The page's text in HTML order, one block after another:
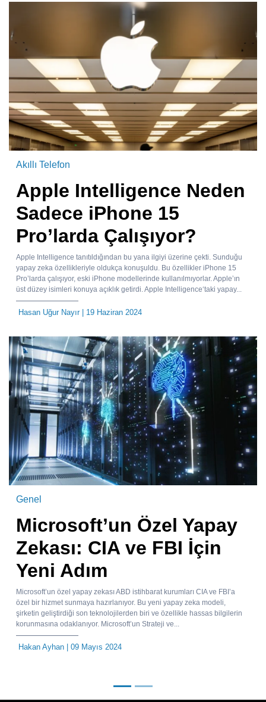
Akıllı Telefon
Apple Intelligence Neden
Sadece iPhone 15
Pro’larda Çalışıyor?
Apple Intelligence tanıtıldığından bu yana ilgiyi üzerine çekti. Sunduğu
yapay zeka özellikleriyle oldukça konuşuldu. Bu özellikler iPhone 15
Pro’larda çalışıyor, eski iPhone modellerinde kullanılmıyorlar. Apple’ın
üst düzey isimleri konuya açıklık getirdi. Apple Intelligence‘taki yapay...
Hasan Uğur Nayır| 19 Haziran 2024
Genel
Microsoft’un Özel Yapay
Zekası: CIA ve FBI İçin
Yeni Adım
Microsoft’un özel yapay zekası ABD istihbarat kurumları CIA ve FBI’a
özel bir hizmet sunmaya hazırlanıyor. Bu yeni yapay zeka modeli,
şirketin geliştirdiği son teknolojilerden biri ve özellikle hassas bilgilerin
korunmasına odaklanıyor. Microsoft’un Strateji ve...
Hakan Ayhan | 09 Mayıs 2024